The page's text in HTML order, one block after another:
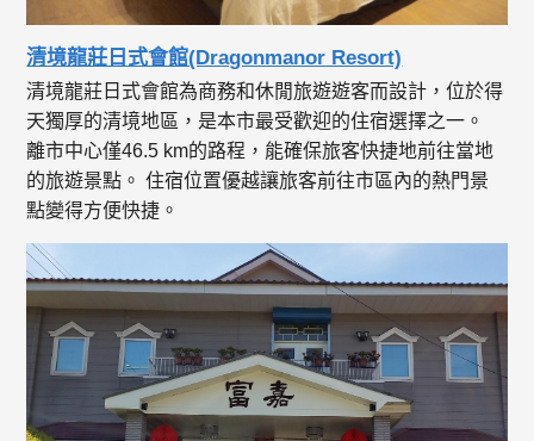
清境龍莊日式會館(Dragonmanor Resort)
清境龍莊日式會館為商務和休閒旅遊遊客而設計，位於得
天獨厚的清境地區，是本市最受歡迎的住宿選擇之一。
離市中心僅46.5 km的路程，能確保旅客快捷地前往當地
的旅遊景點。 住宿位置優越讓旅客前往市區內的熱門景
點變得方便快捷。